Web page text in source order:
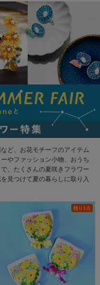
ど、お花モチーフのアイテム
やファッション小物、おうち
、たくさんの夏咲きフラワー
見つけて夏の暮らしに取り入
残り1点